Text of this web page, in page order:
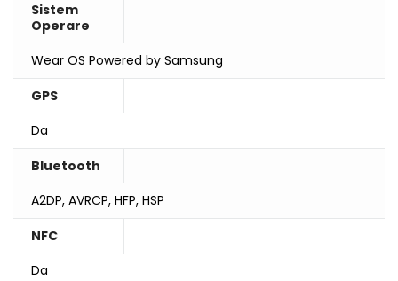
Sistem
Operare
Wear OS Powered by Samsung
GPS
Da
Bluetooth
A2DP, AVRCP, HFP, HSP
NFC
Da